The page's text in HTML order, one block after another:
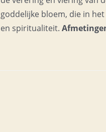
goddelijke bloem, die in
en spiritualiteit.